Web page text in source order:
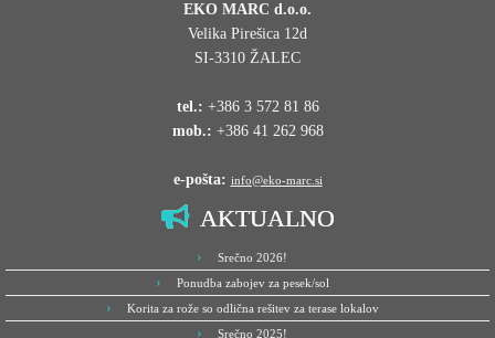
EKO MARC d.o.o.
Velika Pirešica 12d
SI-3310 ŽALEC
tel.: +386 3 572 81 86
mob.: +386 41 262 968
e-pošta: info@eko-marc.si
AKTUALNO
Srečno 2026!
Ponudba zabojev za pesek/sol
Korita za rože so odlična rešitev za terase lokalov
Srečno 2025!